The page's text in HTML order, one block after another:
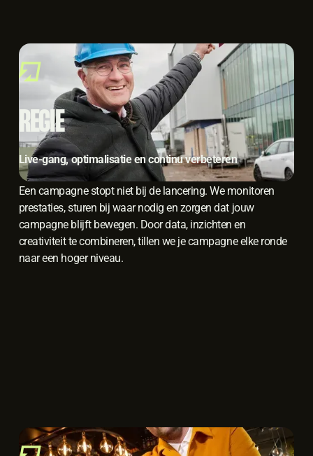
REGIE
Live-gang, optimalisatie en continu verbeteren
Een campagne stopt niet bij de lancering. We monitoren
prestaties, sturen bij waar nodig en zorgen dat jouw
campagne blijft bewegen. Door data, inzichten en
creativiteit te combineren, tillen we je campagne elke ronde
naar een hoger niveau.